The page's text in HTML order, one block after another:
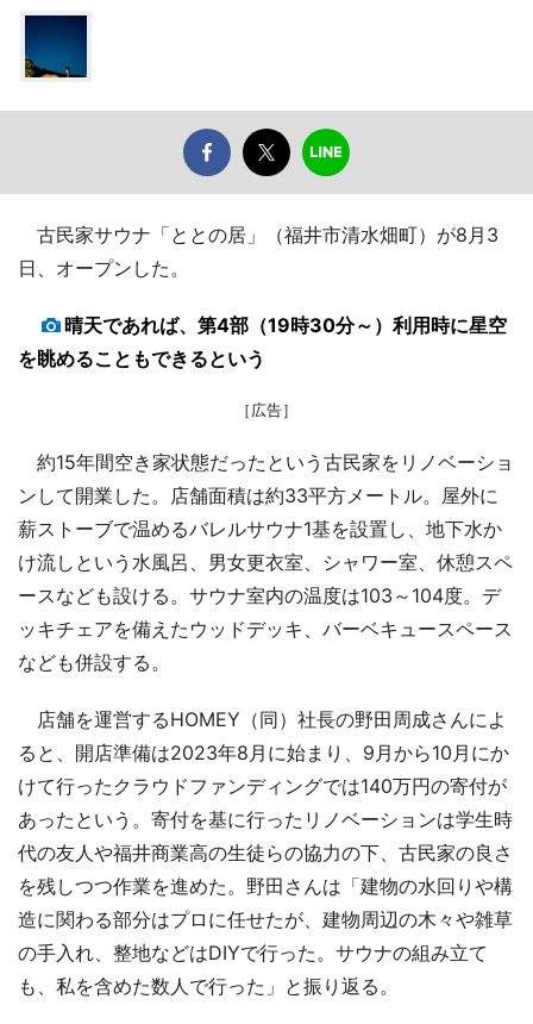
古民家サウナ「ととの居」（福井市清水畑町）が8月3
日、オープンした。
晴天であれば、第4部（19時30分～）利用時に星空
を眺めることもできるという
［広告］
約15年間空き家状態だったという古民家をリノベーショ
ンして開業した。店舗面積は約33平方メートル。屋外に
薪ストーブで温めるバレルサウナ1基を設置し、地下水か
け流しという水風呂、男女更衣室、シャワー室、休憩スペ
ースなども設ける。サウナ室内の温度は103～104度。デ
ッキチェアを備えたウッドデッキ、バーベキュースペース
なども併設する。
店舗を運営するHOMEY（同）社長の野田周成さんによ
ると、開店準備は2023年8月に始まり、9月から10月にか
けて行ったクラウドファンディングでは140万円の寄付が
あったという。寄付を基に行ったリノベーションは学生時
代の友人や福井商業高の生徒らの協力の下、古民家の良さ
を残しつつ作業を進めた。野田さんは「建物の水回りや構
造に関わる部分はプロに任せたが、建物周辺の木々や雑草
の手入れ、整地などはDIYで行った。サウナの組み立て
も、私を含めた数人で行った」と振り返る。